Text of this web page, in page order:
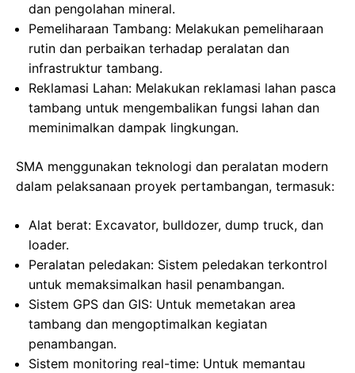
dan pengolahan mineral.
Pemeliharaan Tambang: Melakukan pemeliharaan
rutin dan perbaikan terhadap peralatan dan
infrastruktur tambang.
Reklamasi Lahan: Melakukan reklamasi lahan pasca
tambang untuk mengembalikan fungsi lahan dan
meminimalkan dampak lingkungan.
SMA menggunakan teknologi dan peralatan modern
dalam pelaksanaan proyek pertambangan, termasuk:
Alat berat: Excavator, bulldozer, dump truck, dan
loader.
Peralatan peledakan: Sistem peledakan terkontrol
untuk memaksimalkan hasil penambangan.
Sistem GPS dan GIS: Untuk memetakan area
tambang dan mengoptimalkan kegiatan
penambangan.
Sistem monitoring real-time: Untuk memantau